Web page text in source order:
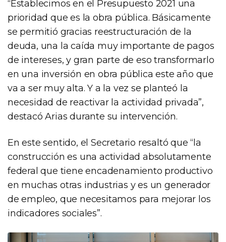
“Establecimos en el Presupuesto 2021 una
prioridad que es la obra pública. Básicamente
se permitió gracias reestructuración de la
deuda, una la caída muy importante de pagos
de intereses, y gran parte de eso transformarlo
en una inversión en obra pública este año que
va a ser muy alta. Y a la vez se planteó la
necesidad de reactivar la actividad privada”,
destacó Arias durante su intervención.
En este sentido, el Secretario resaltó que “la
construcción es una actividad absolutamente
federal que tiene encadenamiento productivo
en muchas otras industrias y es un generador
de empleo, que necesitamos para mejorar los
indicadores sociales”.